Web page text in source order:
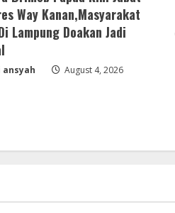
Way Kanan,Masyarakat
Lampung Doakan Jadi
ansyah August 4, 2026